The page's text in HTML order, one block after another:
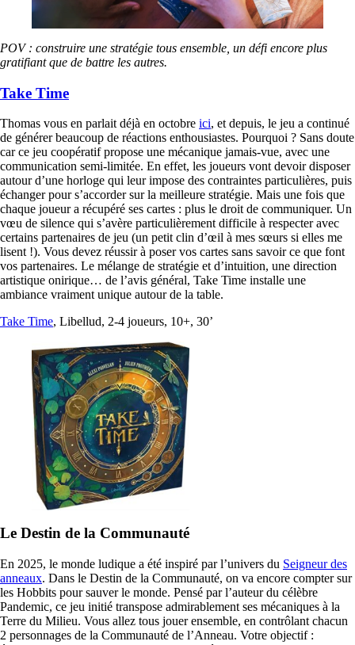
POV : construire une stratégie tous ensemble, un défi encore plus
gratifiant que de battre les autres.
Take Time
Thomas vous en parlait déjà en octobre ici, et depuis, le jeu a continué
de générer beaucoup de réactions enthousiastes. Pourquoi ? Sans doute
car ce jeu coopératif propose une mécanique jamais-vue, avec une
communication semi-limitée. En effet, les joueurs vont devoir disposer
autour d’une horloge qui leur impose des contraintes particulières, puis
échanger pour s’accorder sur la meilleure stratégie. Mais une fois que
chaque joueur a récupéré ses cartes : plus le droit de communiquer. Un
vœu de silence qui s’avère particulièrement difficile à respecter avec
certains partenaires de jeu (un petit clin d’œil à mes sœurs si elles me
lisent !). Vous devez réussir à poser vos cartes sans savoir ce que font
vos partenaires. Le mélange de stratégie et d’intuition, une direction
artistique onirique… de l’avis général, Take Time installe une
ambiance vraiment unique autour de la table.
Take Time, Libellud, 2-4 joueurs, 10+, 30’
Le Destin de la Communauté
En 2025, le monde ludique a été inspiré par l’univers du Seigneur des
anneaux. Dans le Destin de la Communauté, on va encore compter sur
les Hobbits pour sauver le monde. Pensé par l’auteur du célèbre
Pandemic, ce jeu initié transpose admirablement ses mécaniques à la
Terre du Milieu. Vous allez tous jouer ensemble, en contrôlant chacun
2 personnages de la Communauté de l’Anneau. Votre objectif :